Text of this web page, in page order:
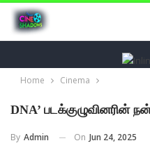
Home Cinema
DNA’ படக்குழுவினரின்
By Admin On Jun 24, 2025